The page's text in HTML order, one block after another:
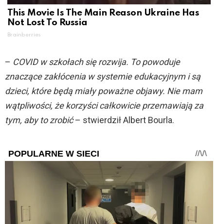
This Movie Is The Main Reason Ukraine Has
Not Lost To Russia
Brainberries
– COVID w szkołach się rozwija. To powoduje
znaczące zakłócenia w systemie edukacyjnym i są
dzieci, które będą miały poważne objawy. Nie mam
wątpliwości, że korzyści całkowicie przemawiają za
tym, aby to zrobić– stwierdził Albert Bourla.
POPULARNE W SIECI